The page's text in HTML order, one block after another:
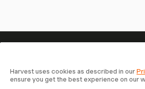
Ihre Zeit verdient es,
werden — starten
Schließen Sie sich über 70.000
Harvest uses cookies as described in our
ensure you get the best experience on our